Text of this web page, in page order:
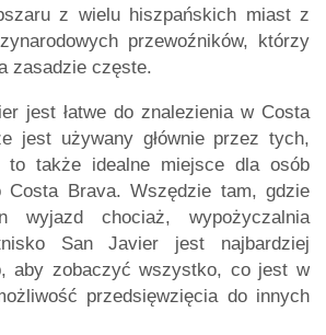
z wielu hiszpańskich miast z
przewoźników, którzy
zasadzie częste.
jest łatwe do znalezienia w Costa
jest używany głównie przez tych,
to także idealne miejsce dla osób
Costa Brava. Wszędzie tam, gdzie
chociaż, wypożyczalnia
San Javier jest najbardziej
aby zobaczyć wszystko, co jest w
przedsięwzięcia do innych